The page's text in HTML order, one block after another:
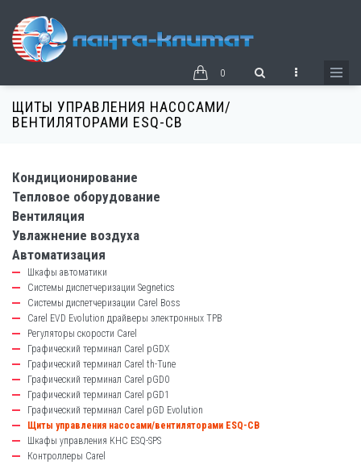
основному
0
ЩИТЫ УПРАВЛЕНИЯ НАСОСАМИ/
ВЕНТИЛЯТОРАМИ ESQ-CB
catalog-
left-
block
Кондиционирование
Тепловое оборудование
Вентиляция
Увлажнение воздуха
Автоматизация
Шкафы автоматики
Системы диспетчеризации Segnetics
Системы диспетчеризации Carel Boss
Carel EVD Evolution драйверы электронных ТРВ
Регуляторы скорости Carel
Графический терминал Carel pGDX
Графический терминал Carel th-Tune
Графический терминал Carel pGD0
Графический терминал Carel pGD1
Графический терминал Carel pGD Evolution
Щиты управления насосами/вентиляторами ESQ-CB
Шкафы управления КНС ESQ-SPS
Контроллеры Carel